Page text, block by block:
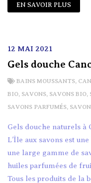
EN SAVOIR PLUS
12 MAI 2021
Gels douche
BAINS MOUSSANTS,
BIO, SAVONS, SAVONS BIO,
SAVONS PARFUMÉS,
Gels douche naturels à
L’Île aux savons est
une large gamme de
huiles parfumées de
Tous les produits de la